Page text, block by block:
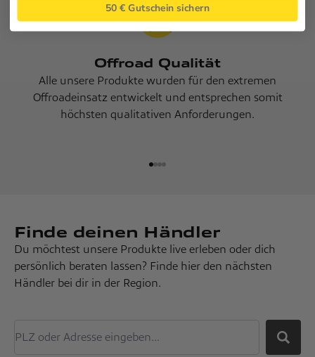
Offroad Qualität
Alle unsere Produkte wurden für den extremen
Offroadeinsatz entwickelt und entsprechen somit
höchsten qualitativen Anforderungen.
Finde deinen Händler
Du möchtest unsere Produkte live erleben oder dich
persönlich beraten lassen? Finde hier den nächsten
Händler bei dir in der Region.
50 € Gutschein sichern